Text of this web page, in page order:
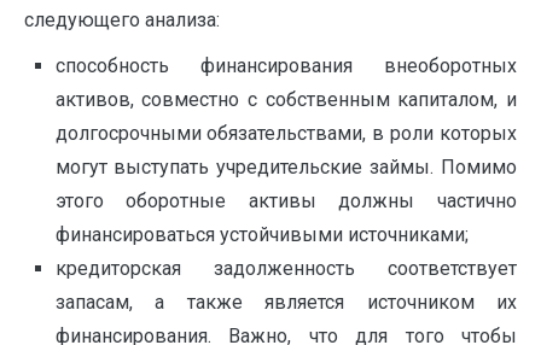
следующего анализа:
способность финансирования внеоборотных
активов, совместно с собственным капиталом, и
долгосрочными обязательствами, в роли которых
могут выступать учредительские займы. Помимо
этого оборотные активы должны частично
финансироваться устойчивыми источниками;
кредиторская задолженность соответствует
запасам, а также является источником их
финансирования. Важно, что для того чтобы